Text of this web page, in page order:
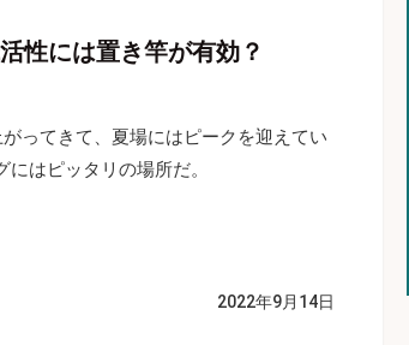
性には置き竿が有効？
ってきて、夏場にはピークを迎えてい
はピッタリの場所だ。
2022年9月14日